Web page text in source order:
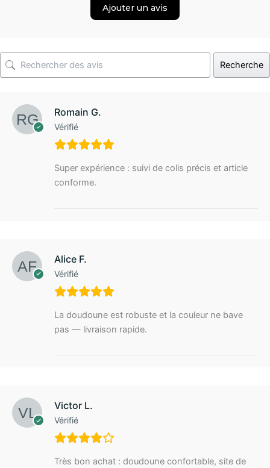
Ajouter un avis
Recherche
Romain G.
Vérifié
Super expérience : suivi de colis précis et article
conforme.
Alice F.
Vérifié
La doudoune est robuste et la couleur ne bave
pas — livraison rapide.
Victor L.
Vérifié
Très bon achat : doudoune confortable, site de